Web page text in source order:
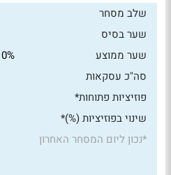
שלב מסחר
שער בסיס
שער ממוצע
0%
סה"כ עסקאות
פוזיציות פתוחות*
שינוי בפוזיציות (%)*
*נכון ליום המסחר האחרון